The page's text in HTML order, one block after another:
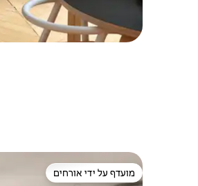
מועדף על ידי אורחים
מועדף על ידי אורחים